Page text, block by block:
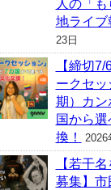
人の「
地ライブ
23日
【締切
ークセ
期）カン
国から
換！
2026
【若干
募集】市